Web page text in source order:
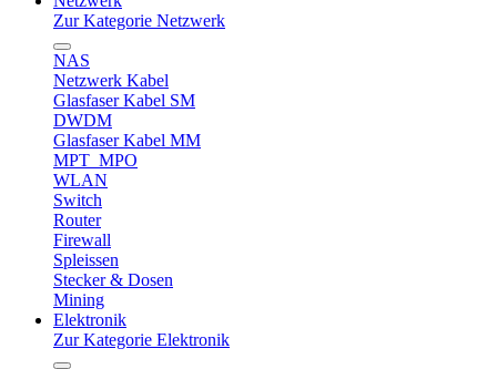
Zur Kategorie Netzwerk
NAS
Netzwerk Kabel
Glasfaser Kabel SM
DWDM
Glasfaser Kabel MM
MPT_MPO
WLAN
Switch
Router
Firewall
Spleissen
Stecker & Dosen
Mining
Elektronik
Zur Kategorie Elektronik